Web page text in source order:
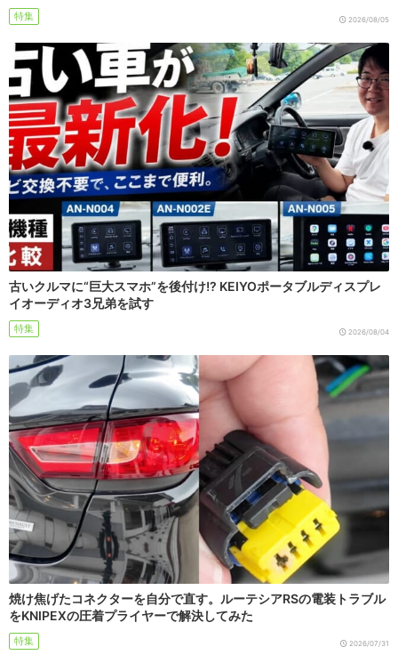
特集 2026/08/05
古いクルマに“巨大スマホ”を後付け!? KEIYOポータブルディスプレ
イオーディオ3兄弟を試す
特集 2026/08/04
焼け焦げたコネクターを自分で直す。ルーテシアRSの電装トラブル
をKNIPEXの圧着プライヤーで解決してみた
特集 2026/07/31